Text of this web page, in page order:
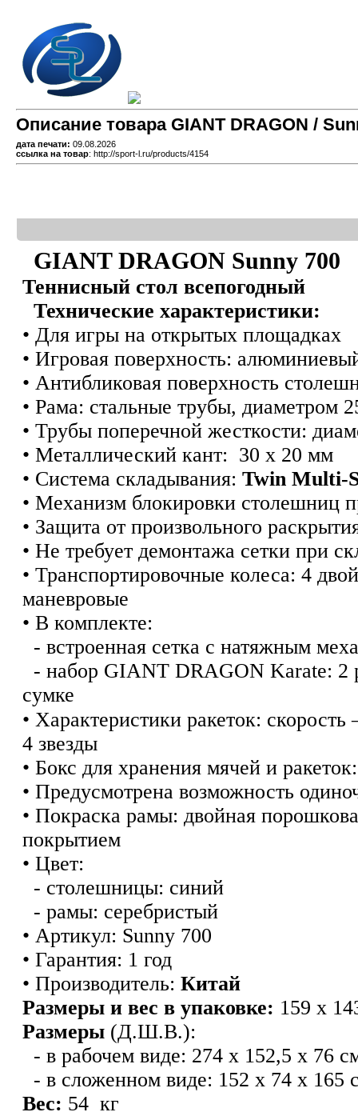
Описание товара GIANT DRAGON /
дата печати: 09.08.2026
ссылка на товар: http://sport-l.ru/products/4154
GIANT DRAGON Sunny 700
Теннисный стол всепогодный
Технические характеристики:
• Для игры на открытых площадках
• Игровая поверхность:
• Антибликовая поверхность
• Рама: стальные трубы,
• Трубы поперечной жесткости:
• Металлический кант: 30 х 20 мм
• Система складывания: Twin Multi-
• Механизм блокировки столешниц
• Защита от произвольного
• Не требует демонтажа сетки при
• Транспортировочные колеса: 4
маневровые
• В комплекте:
- встроенная сетка с натяжным
- набор GIANT DRAGON Karate: 2
сумке
• Характеристики ракеток:
4 звезды
• Бокс для хранения мячей и
• Предусмотрена возможность
• Покраска рамы: двойная
покрытием
• Цвет:
- столешницы: синий
- рамы: серебристый
• Артикул: Sunny 700
• Гарантия: 1 год
• Производитель: Китай
Размеры и вес в упаковке: 159 х
Размеры (Д.Ш.В.):
- в рабочем виде: 274 х 152,5 х 76
- в сложенном виде: 152 x 74 x 165
Вес: 54 кг